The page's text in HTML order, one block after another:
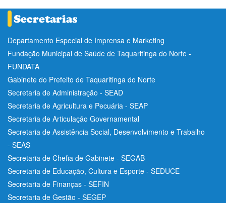
Departamento Especial de Imprensa e Marketing
Fundação Municipal de Saúde de Taquaritinga do Norte -
FUNDATA
Gabinete do Prefeito de Taquaritinga do Norte
Secretaria de Administração - SEAD
Secretaria de Agricultura e Pecuária - SEAP
Secretaria de Articulação Governamental
Secretaria de Assistência Social, Desenvolvimento e Trabalho
- SEAS
Secretaria de Chefia de Gabinete - SEGAB
Secretaria de Educação, Cultura e Esporte - SEDUCE
Secretaria de Finanças - SEFIN
Secretaria de Gestão - SEGEP